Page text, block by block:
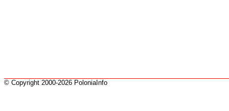
© Copyright 2000-2026 PoloniaInfo